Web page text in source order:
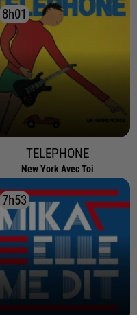
8h01
8h01
TELEPHONE
New York Avec Toi
7h53
7h53